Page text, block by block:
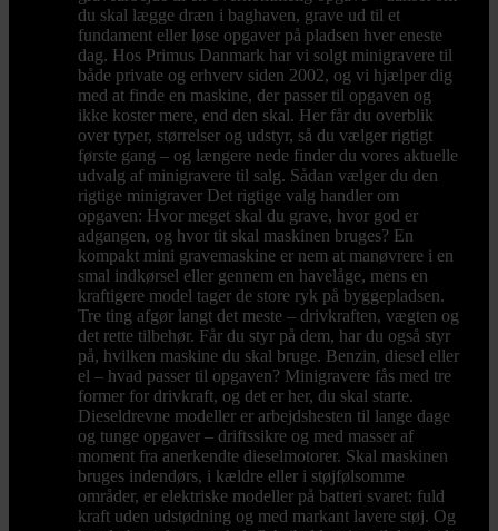
du skal lægge dræn i baghaven, grave ud til et
fundament eller løse opgaver på pladsen hver eneste
dag. Hos Primus Danmark har vi solgt minigravere til
både private og erhverv siden 2002, og vi hjælper dig
med at finde en maskine, der passer til opgaven og
ikke koster mere, end den skal. Her får du overblik
over typer, størrelser og udstyr, så du vælger rigtigt
første gang – og længere nede finder du vores aktuelle
udvalg af minigravere til salg. Sådan vælger du den
rigtige minigraver Det rigtige valg handler om
opgaven: Hvor meget skal du grave, hvor god er
adgangen, og hvor tit skal maskinen bruges? En
kompakt mini gravemaskine er nem at manøvrere i en
smal indkørsel eller gennem en havelåge, mens en
kraftigere model tager de store ryk på byggepladsen.
Tre ting afgør langt det meste – drivkraften, vægten og
det rette tilbehør. Får du styr på dem, har du også styr
på, hvilken maskine du skal bruge. Benzin, diesel eller
el – hvad passer til opgaven? Minigravere fås med tre
former for drivkraft, og det er her, du skal starte.
Dieseldrevne modeller er arbejdshesten til lange dage
og tunge opgaver – driftssikre og med masser af
moment fra anerkendte dieselmotorer. Skal maskinen
bruges indendørs, i kældre eller i støjfølsomme
områder, er elektriske modeller på batteri svaret: fuld
kraft uden udstødning og med markant lavere støj. Og